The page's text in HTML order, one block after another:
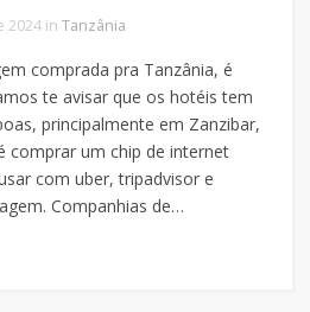
2024 in Tanzânia
comprada pra Tanzânia, é
te avisar que os hotéis tem
principalmente em Zanzibar,
comprar um chip de internet
com uber, tripadvisor e
Companhias de…